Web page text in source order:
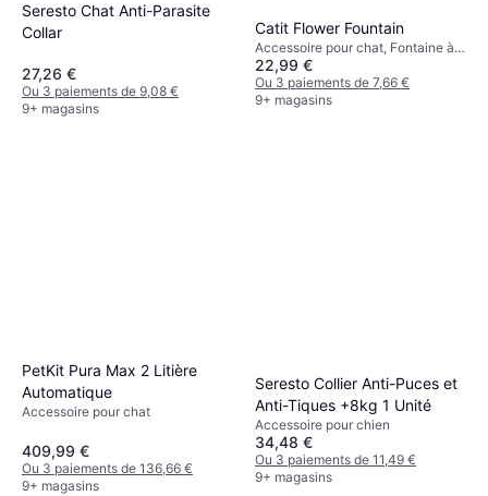
Seresto Chat Anti-Parasite
Collar
27,26 €
Ou 3 paiements de 9,08 €
9+ magasins
Catit Flower Fountain
Accessoire pour chat, Fontaine à
eau
22,99 €
Ou 3 paiements de 7,66 €
9+ magasins
PetKit Pura Max 2 Litière
Automatique
Accessoire pour chat
409,99 €
Ou 3 paiements de 136,66 €
9+ magasins
Seresto Collier Anti-Puces et
Anti-Tiques +8kg 1 Unité
Accessoire pour chien
34,48 €
Ou 3 paiements de 11,49 €
9+ magasins